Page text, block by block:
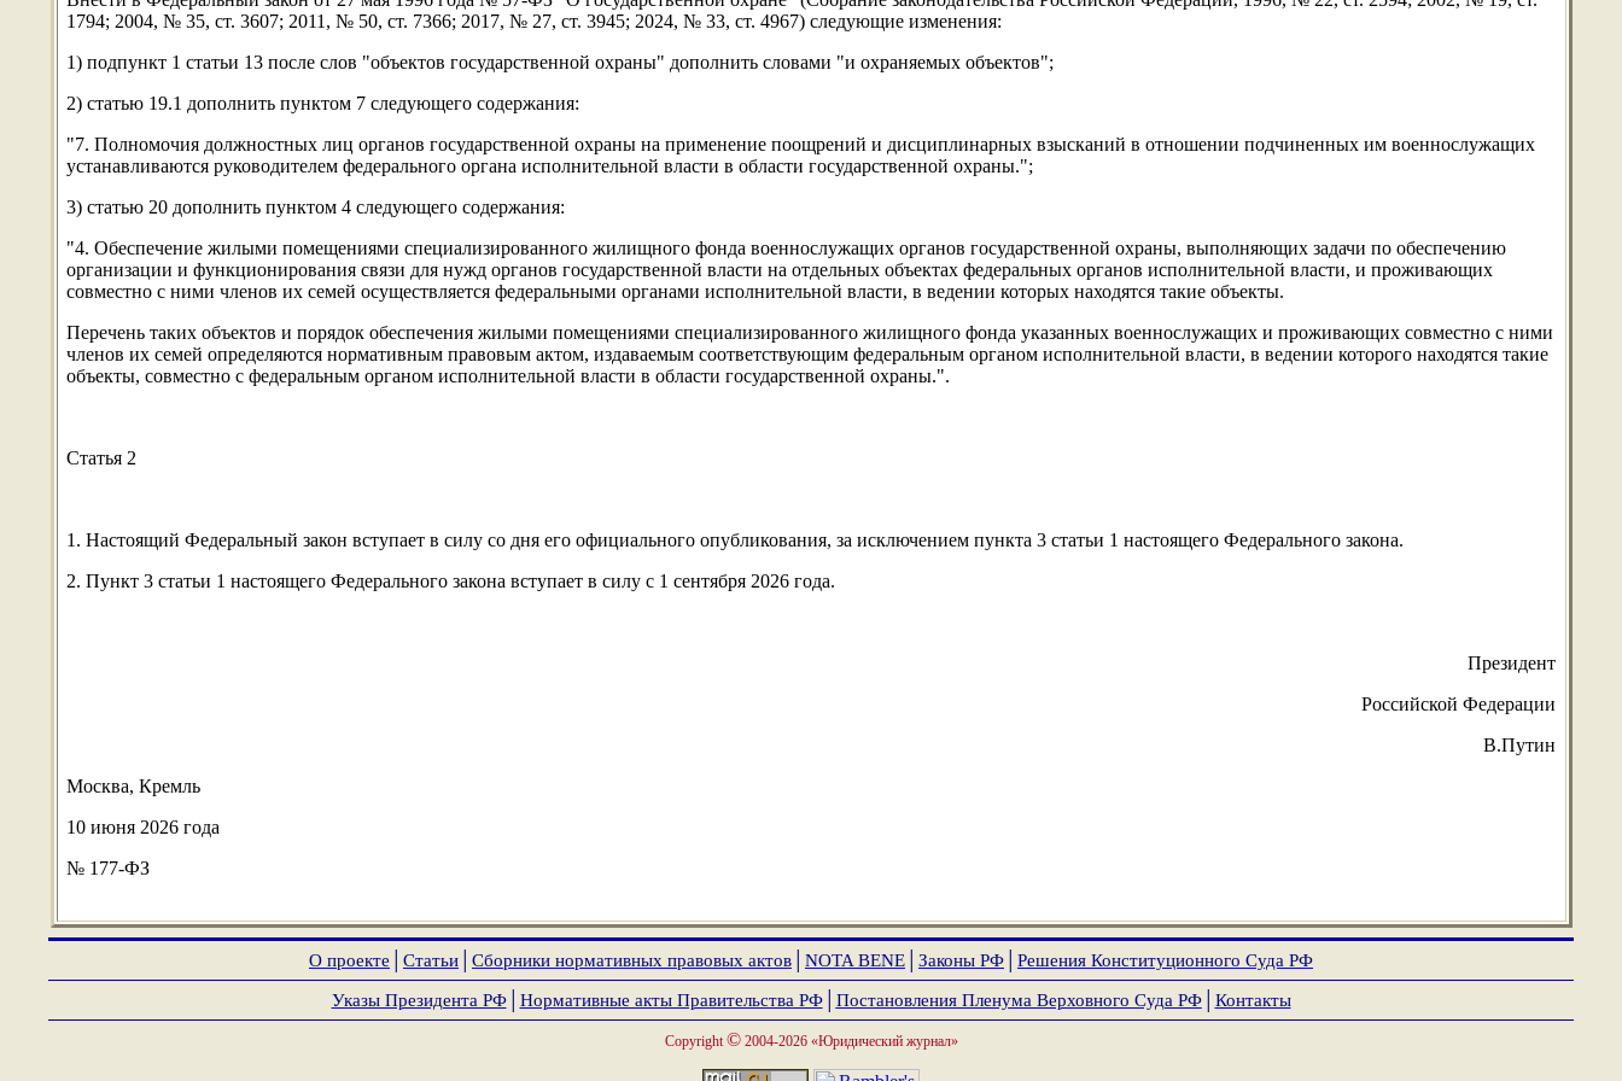
1794; 2004, № 35, ст. 3607; 2011, № 50, ст. 7366; 2017, № 27, ст. 3945; 2024, № 33, ст. 4967) следующие изменения:
1) подпункт 1 статьи 13 после слов "объектов государственной охраны" дополнить словами "и охраняемых объектов";
2) статью 19.1 дополнить пунктом 7 следующего содержания:
"7. Полномочия должностных лиц органов государственной охраны на применение поощрений и дисциплинарных взысканий в отношении подчиненных им военнослужащих
устанавливаются руководителем федерального органа исполнительной власти в области государственной охраны.";
3) статью 20 дополнить пунктом 4 следующего содержания:
"4. Обеспечение жилыми помещениями специализированного жилищного фонда военнослужащих органов государственной охраны, выполняющих задачи по обеспечению
организации и функционирования связи для нужд органов государственной власти на отдельных объектах федеральных органов исполнительной власти, и проживающих
совместно с ними членов их семей осуществляется федеральными органами исполнительной власти, в ведении которых находятся такие объекты.
Перечень таких объектов и порядок обеспечения жилыми помещениями специализированного жилищного фонда указанных военнослужащих и проживающих совместно с ними
членов их семей определяются нормативным правовым актом, издаваемым соответствующим федеральным органом исполнительной власти, в ведении которого находятся такие
объекты, совместно с федеральным органом исполнительной власти в области государственной охраны.".
Статья 2
1. Настоящий Федеральный закон вступает в силу со дня его официального опубликования, за исключением пункта 3 статьи 1 настоящего Федерального закона.
2. Пункт 3 статьи 1 настоящего Федерального закона вступает в силу с 1 сентября 2026 года.
Президент
Российской Федерации
В.Путин
Москва, Кремль
10 июня 2026 года
№ 177-ФЗ
О проекте Статьи Сборники нормативных правовых актов NOTA BENE Законы РФ Решения Конституционного Суда РФ
Указы Президента РФ│ Нормативные акты Правительства РФ│ Постановления Пленума Верховного Суда РФ│ Контакты
Copyright ©2004-2026 «Юридический журнал»